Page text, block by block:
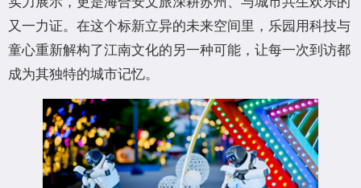
又一力证。在这个标新立异的未来空间里，乐园用科技与
童心重新解构了江南文化的另一种可能，让每一次到访都
成为其独特的城市记忆。